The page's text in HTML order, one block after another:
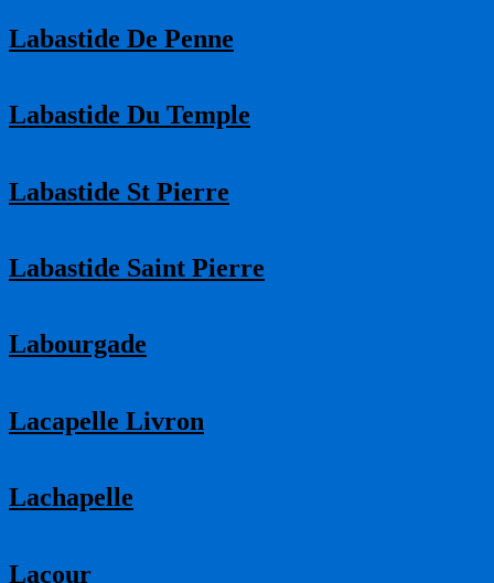
Labastide De Penne
Labastide Du Temple
Labastide St Pierre
Labastide Saint Pierre
Labourgade
Lacapelle Livron
Lachapelle
Lacour